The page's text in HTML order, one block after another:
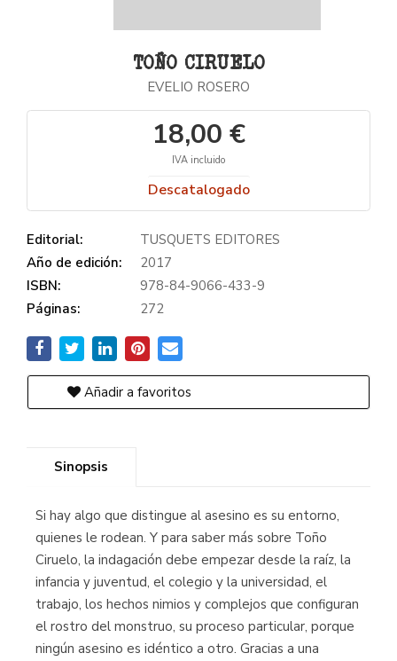
TOÑO CIRUELO
EVELIO ROSERO
18,00 €
IVA incluido
Descatalogado
Editorial:
TUSQUETS EDITORES
Año de edición:
2017
ISBN:
978-84-9066-433-9
Páginas:
272
Añadir a favoritos
Sinopsis
Si hay algo que distingue al asesino es su entorno,
quienes le rodean. Y para saber más sobre Toño
Ciruelo, la indagación debe empezar desde la raíz, la
infancia y juventud, el colegio y la universidad, el
trabajo, los hechos nimios y complejos que configuran
el rostro del monstruo, su proceso particular, porque
ningún asesino es idéntico a otro. Gracias a una